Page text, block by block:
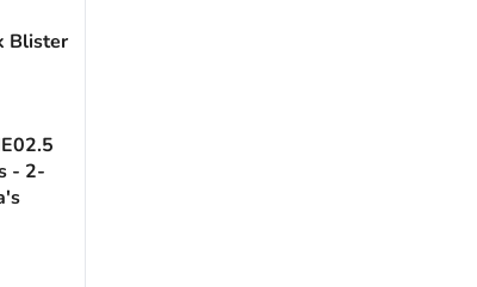
Blister
- 2-